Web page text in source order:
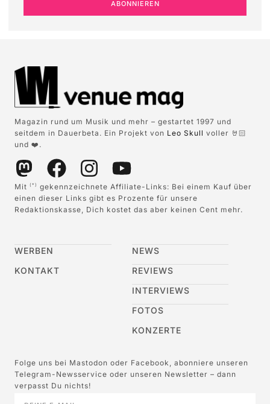
ABONNIEREN
Magazin rund um Musik und mehr – gestartet 1997 und
seitdem in Dauerbeta. Ein Projekt von Leo Skull voller 🤘🏻
und ❤️.
Mit (*)
gekennzeichnete Affiliate-Links: Bei einem Kauf über
einen dieser Links gibt es Prozente für unsere
Redaktionskasse, Dich kostet das aber keinen Cent mehr.
WERBEN
KONTAKT
NEWS
REVIEWS
INTERVIEWS
FOTOS
KONZERTE
Folge uns bei Mastodon oder Facebook, abonniere unseren
Telegram-Newsservice oder unseren Newsletter – dann
verpasst Du nichts!